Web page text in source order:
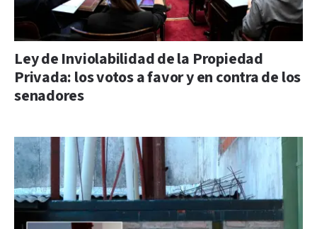
Ley de Inviolabilidad de la Propiedad
Privada: los votos a favor y en contra de los
senadores